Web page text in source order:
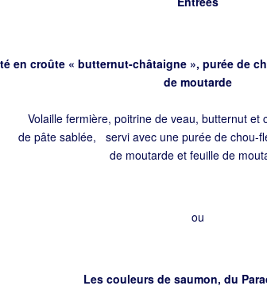
en croûte « butternut-châtaigne », purée de
de moutarde
Volaille fermière, poitrine de veau, butternut et
de pâte sablée, servi avec une purée de chou-
de moutarde et feuille de
ou
Les couleurs de saumon, du